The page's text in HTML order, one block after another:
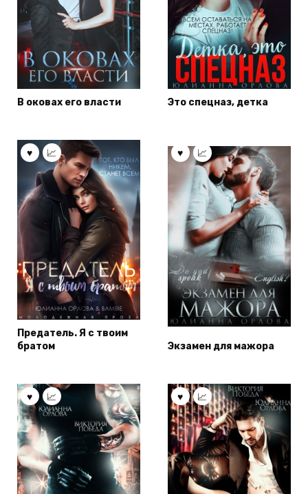
В оковах его власти Это спецназ, детка
Предатель. Я с твоим
братом
Экзамен для мажора